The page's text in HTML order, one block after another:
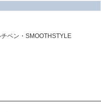
チペン・SMOOTHSTYLE